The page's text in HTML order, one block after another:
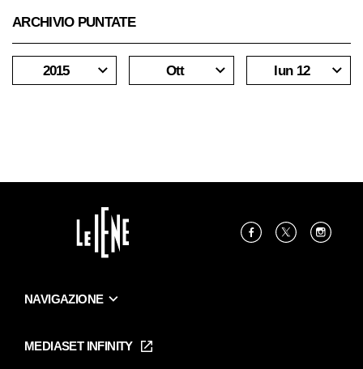
ARCHIVIO PUNTATE
2015 Ott lun 12
NAVIGAZIONE
MEDIASET INFINITY